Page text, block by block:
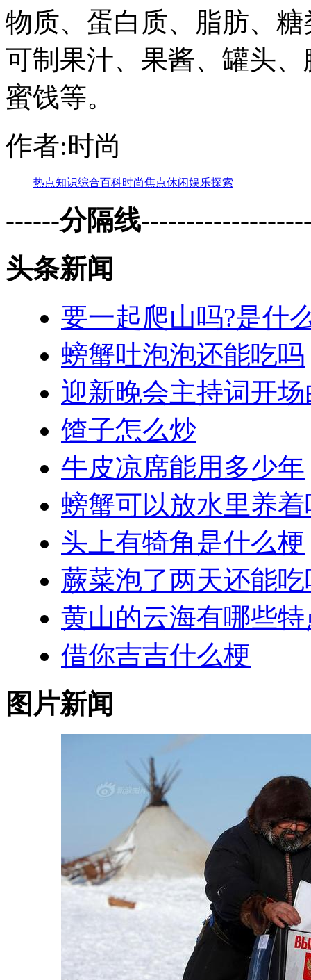
物质、蛋白质、脂肪、
可制果汁、果酱、罐头
蜜饯等。
作者:时尚
热点知识综合百科时尚焦点休闲娱乐探索
------分隔线
头条新闻
要一起爬山吗?是什
螃蟹吐泡泡还能吃吗
迎新晚会主持词开场
馇子怎么炒
牛皮凉席能用多少年
螃蟹可以放水里养着
头上有犄角是什么梗
蕨菜泡了两天还能吃
黄山的云海有哪些
借你吉吉什么梗
图片新闻